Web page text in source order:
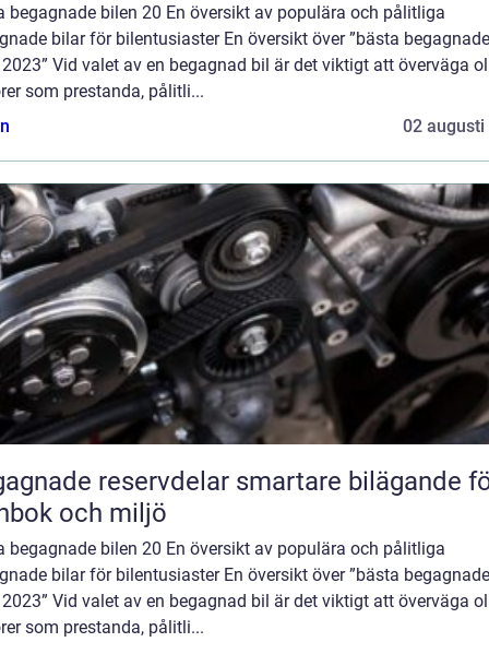
begagnade bilen 20 En översikt av populära och pålitliga
bilar för bilentusiaster En översikt över ”bästa begagnade
Vid valet av en begagnad bil är det viktigt att överväga
som prestanda, pålitli...
02 augusti
reservdelar smartare bilägande för
och miljö
begagnade bilen 20 En översikt av populära och pålitliga
bilar för bilentusiaster En översikt över ”bästa begagnade
Vid valet av en begagnad bil är det viktigt att överväga
som prestanda, pålitli...